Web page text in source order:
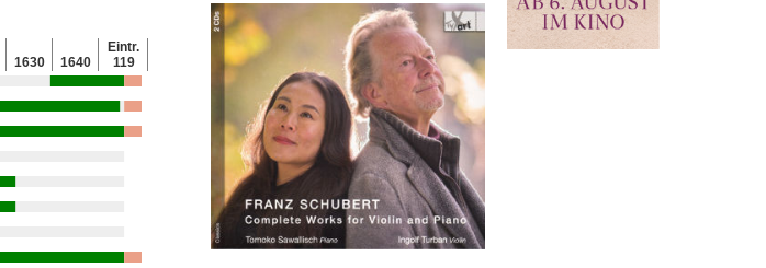
1630 1640
Eintr.
119